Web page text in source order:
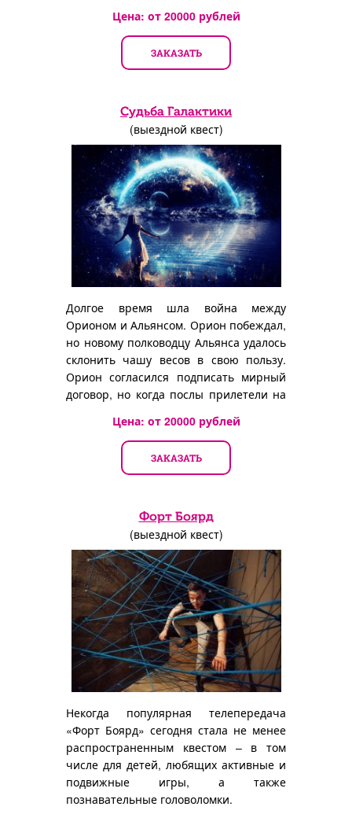
Цена: от 20000рублей
ЗАКАЗАТЬ
Судьба Галактики
(выездной квест)
Долгое время шла война между
Орионом и Альянсом. Орион побеждал,
но новому полководцу Альянса удалось
склонить чашу весов в свою пользу.
Орион согласился подписать мирный
договор, но когда послы прилетели на
Цена: от 20000рублей
ЗАКАЗАТЬ
Форт Боярд
(выездной квест)
Некогда популярная телепередача
«Форт Боярд» сегодня стала не менее
распространенным квестом – в том
числе для детей, любящих активные и
подвижные игры, а также
познавательные головоломки.